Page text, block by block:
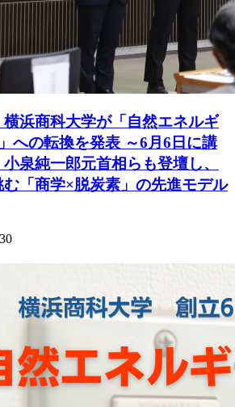
浜商科大学が「自然エネルギ
への転換を発表 ～6月6日に講
泉純一郎元首相らも登壇し、
「商学×脱炭素」の先進モデル